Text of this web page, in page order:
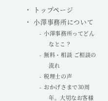
トップページ
小澤事務所について
小澤事務所ってどん
なとこ？
無料・相談 ご相談の
流れ
税理士の声
おかげさまで30周
年。大切なお客様